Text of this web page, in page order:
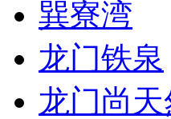
巽寮湾
龙门铁泉
龙门尚天